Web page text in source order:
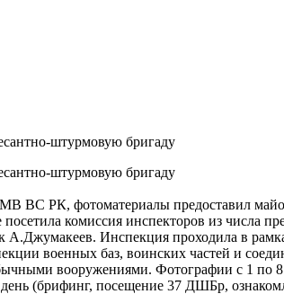
штурмовую бригаду
штурмовую бригаду
РК, фотоматериалы предоставил
комиссия инспекторов из числа
А.Джумакеев. Инспекция проходила в
военных баз, воинских частей и
вооружениями. Фотографии с 1 по
(брифинг, посещение 37 ДШБр,